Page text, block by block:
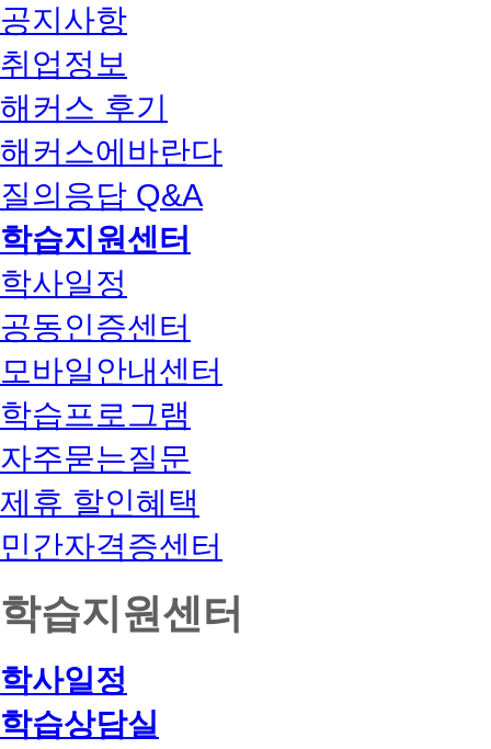
공지사항
취업정보
해커스 후기
해커스에바란다
질의응답 Q&A
학습지원센터
학사일정
공동인증센터
모바일안내센터
학습프로그램
자주묻는질문
제휴 할인혜택
민간자격증센터
학습지원센터
학사일정
학습상담실